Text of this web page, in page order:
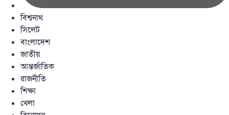
বিশ্বনাথ
সিলেট
বাংলাদেশ
জাতীয়
আন্তর্জাতিক
রাজনীতি
শিক্ষা
খেলা